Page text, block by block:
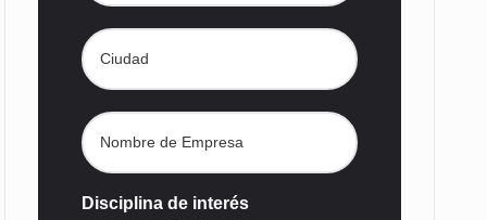
Disciplina de interés